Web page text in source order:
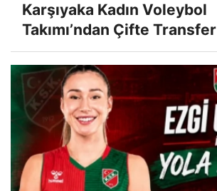
Karşıyaka Kadın Voleybol
Takımı’ndan Çifte Transfer